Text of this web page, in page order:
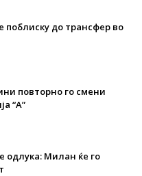
поблиску до трансфер во
повторно го смени
“А”
одлука: Милан ќе го